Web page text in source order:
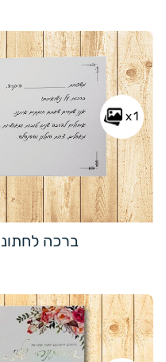
x1
ברכה